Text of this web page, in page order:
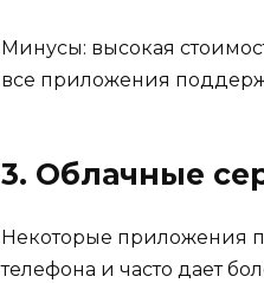
Минусы: высокая
все приложения
3. Облачные
Некоторые приложения
телефона и часто дает